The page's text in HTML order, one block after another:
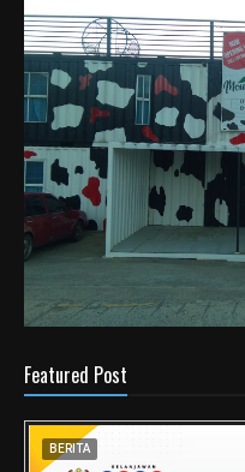
Featured Post
BERITA